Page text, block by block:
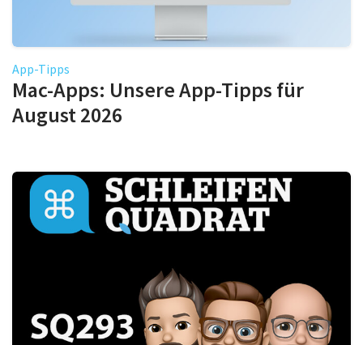
App-Tipps
Mac-Apps: Unsere App-Tipps für
August 2026